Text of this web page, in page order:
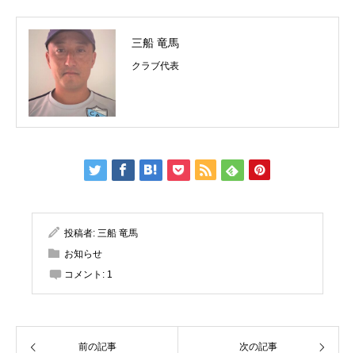
三船 竜馬
クラブ代表
投稿者: 三船 竜馬
お知らせ
コメント: 1
前の記事 次の記事